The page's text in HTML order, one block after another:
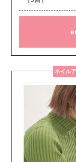
ネイル